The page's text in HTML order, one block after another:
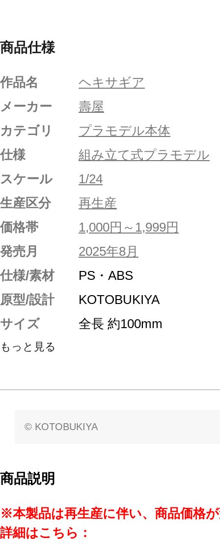
商品仕様
作品名
ヘキサギア
メーカー
壽屋
カテゴリ
プラモデル本体
仕様
組み立て式プラモデル
スケール
1/24
生産区分
再生産
価格帯
1,000円～1,999円
発売月
2025年8月
仕様/素材
PS・ABS
原型/設計
KOTOBUKIYA
サイズ
全長 約100mm
もっと見る
© KOTOBUKIYA
商品説明
※本製品は再生産に伴い、商品価格
詳細はこちら：